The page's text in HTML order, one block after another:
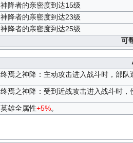
神降者的亲密度到达15级
神降者的亲密度到达23级
神降者的亲密度到达25级
可
终焉之神降：主动攻击进入战斗时，部队
终焉之神降：受到近战攻击进入战斗时，
英雄全属性+5%。